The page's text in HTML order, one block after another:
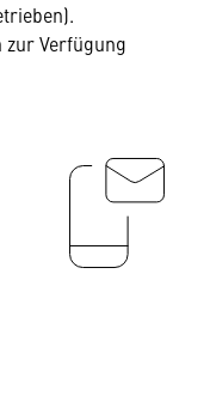
Verfügung